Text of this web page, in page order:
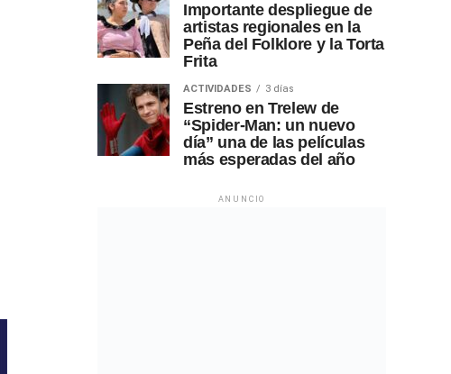
Importante despliegue de
artistas regionales en la
Peña del Folklore y la Torta
Frita
ACTIVIDADES 3 días
Estreno en Trelew de
“Spider-Man: un nuevo
día” una de las películas
más esperadas del año
ANUNCIO